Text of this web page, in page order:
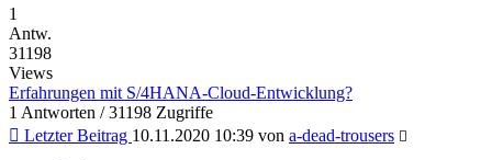
1
Antw.
31198
Views
Erfahrungen mit S/4HANA-Cloud-Entwicklung?
1 Antworten / 31198 Zugriffe
Letzter Beitrag 10.11.2020 10:39 von a-dead-trousers